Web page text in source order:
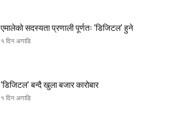
एमालेको सदस्यता प्रणाली पूर्णतः ‘डिजिटल’ हुने
१ दिन अगाडि
‘डिजिटल’ बन्दै खुला बजार कारोबार
१ दिन अगाडि